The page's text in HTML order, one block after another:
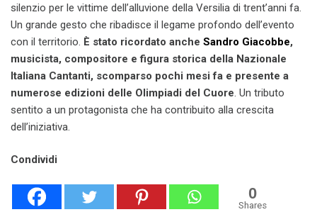
silenzio per le vittime dell’alluvione della Versilia di trent’anni fa.
Un grande gesto che ribadisce il legame profondo dell’evento
con il territorio. È stato ricordato anche Sandro Giacobbe,
musicista, compositore e figura storica della Nazionale
Italiana Cantanti, scomparso pochi mesi fa e presente a
numerose edizioni delle Olimpiadi del Cuore . Un tributo
sentito a un protagonista che ha contribuito alla crescita
dell’iniziativa.
Condividi
0
Shares